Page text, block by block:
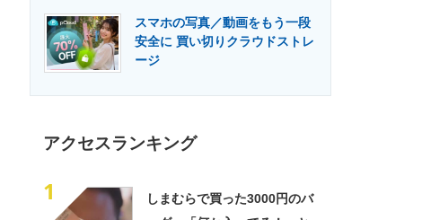
スマホの写真／動画をもう一段
安全に 買い切りクラウドストレ
ージ
アクセスランキング
1
しまむらで買った3000円のバ